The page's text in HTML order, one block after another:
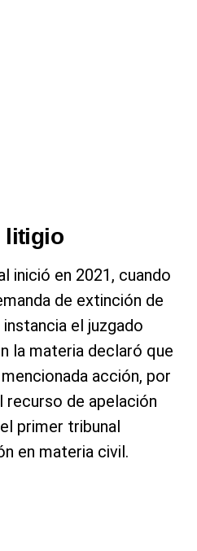
litigio
inició en 2021, cuando
de extinción de
el juzgado
la materia declaró que
acción, por
recurso de apelación
primer tribunal
en materia civil.